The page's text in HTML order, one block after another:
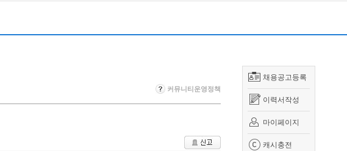
채용공고등록
이력서작성
마이페이지
캐시충전
커뮤니티운영정책